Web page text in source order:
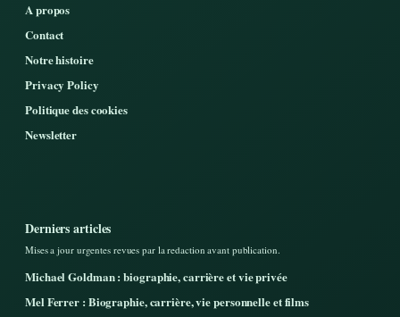
A propos
Contact
Notre histoire
Privacy Policy
Politique des cookies
Newsletter
Derniers articles
Mises a jour urgentes revues par la redaction avant publication.
Michael Goldman : biographie, carrière et vie privée
Mel Ferrer : Biographie, carrière, vie personnelle et films